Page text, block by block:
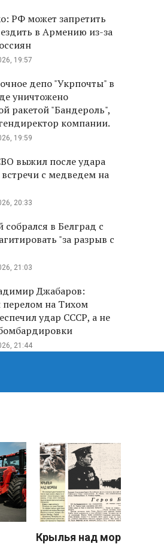
РФ может запретить
в Армению из-за
19:57
депо "Укрпочты" в
уничтожено
ракетой "Бандероль",
компании.
19:59
выжил после удара
с медведем на
20:33
собрался в Белград с
"за разрыв с
21:03
Джабаров:
на Тихом
удар СССР, а не
21:44
Крылья над морем